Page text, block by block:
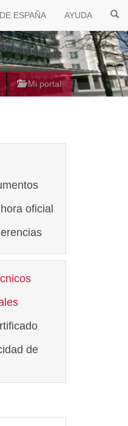
ESPAÑA AYUDA
Mi portal
oficial
de